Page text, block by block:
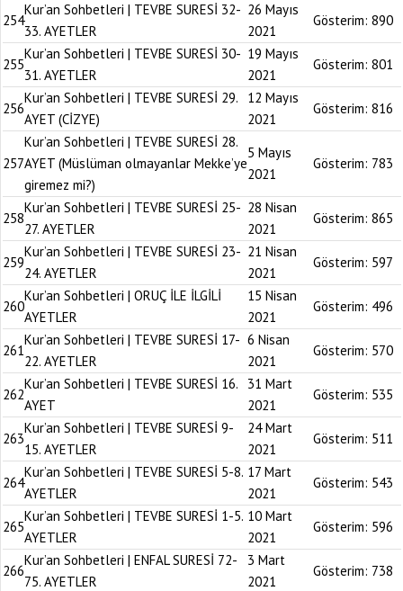
254
Kur’an Sohbetleri | TEVBE SURESİ 32-
33. AYETLER
26 Mayıs
2021
Gösterim: 890
255
Kur’an Sohbetleri | TEVBE SURESİ 30-
31. AYETLER
19 Mayıs
2021
Gösterim: 801
256
Kur’an Sohbetleri | TEVBE SURESİ 29.
AYET (CİZYE)
12 Mayıs
2021
Gösterim: 816
257
Kur’an Sohbetleri | TEVBE SURESİ 28.
AYET (Müslüman olmayanlar Mekke’ye
giremez mi?)
5 Mayıs
2021
Gösterim: 783
258
Kur’an Sohbetleri | TEVBE SURESİ 25-
27. AYETLER
28 Nisan
2021
Gösterim: 865
259
Kur’an Sohbetleri | TEVBE SURESİ 23-
24. AYETLER
21 Nisan
2021
Gösterim: 597
260
Kur’an Sohbetleri | ORUÇ İLE İLGİLİ
AYETLER
15 Nisan
2021
Gösterim: 496
261
Kur’an Sohbetleri | TEVBE SURESİ 17-
22. AYETLER
6 Nisan
2021
Gösterim: 570
262
Kur’an Sohbetleri | TEVBE SURESİ 16.
AYET
31 Mart
2021
Gösterim: 535
263
Kur’an Sohbetleri | TEVBE SURESİ 9-
15. AYETLER
24 Mart
2021
Gösterim: 511
264
Kur’an Sohbetleri | TEVBE SURESİ 5-8.
AYETLER
17 Mart
2021
Gösterim: 543
265
Kur’an Sohbetleri | TEVBE SURESİ 1-5.
AYETLER
10 Mart
2021
Gösterim: 596
266
Kur’an Sohbetleri | ENFAL SURESİ 72-
75. AYETLER
3 Mart
2021
Gösterim: 738